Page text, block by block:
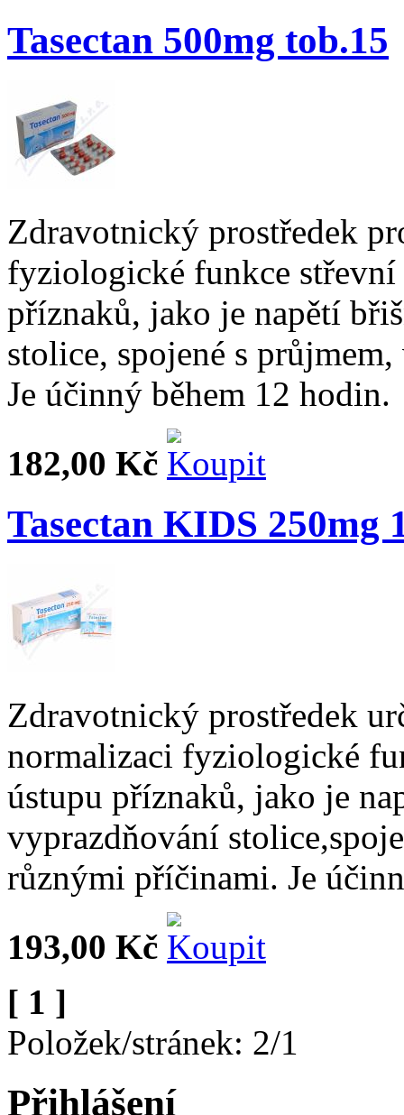
Tasectan 500mg tob.15
Zdravotnický prostředek
fyziologické funkce střevní
příznaků, jako je napětí
stolice, spojené s
Je účinný během 12 hodin.
182,00 Kč
Tasectan KIDS 250mg
Zdravotnický prostředek
normalizaci fyziologické
ústupu příznaků, jako je
vyprazdňování
různými příčinami. Je
193,00 Kč
[ 1 ]
Položek/stránek: 2/1
Přihlášení